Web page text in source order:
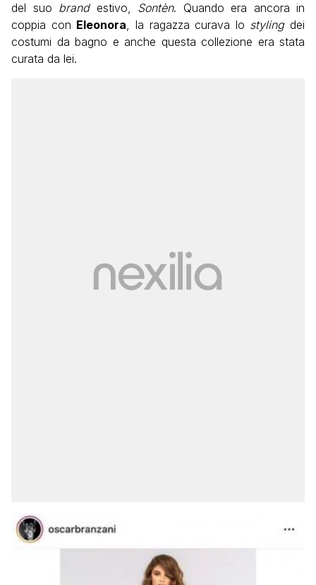
del suo brandestivo, Sontèn. Quando era ancora in
coppia con Eleonora, la ragazza curava lo stylingdei
costumi da bagno e anche questa collezione era stata
curata da lei.